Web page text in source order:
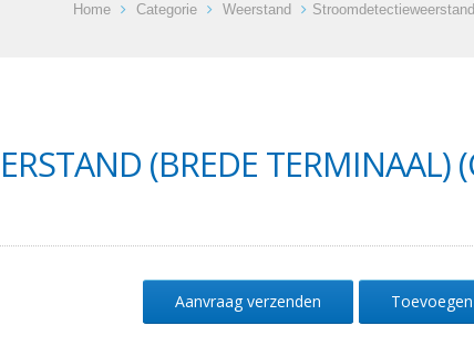
Home Categorie Weerstand Stroomdetectieweerstand
(BREDE TERMINAAL)
Aanvraag verzenden